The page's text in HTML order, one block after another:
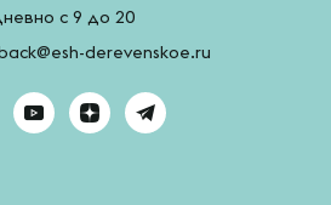
с 9 до 20
derevenskoe.ru